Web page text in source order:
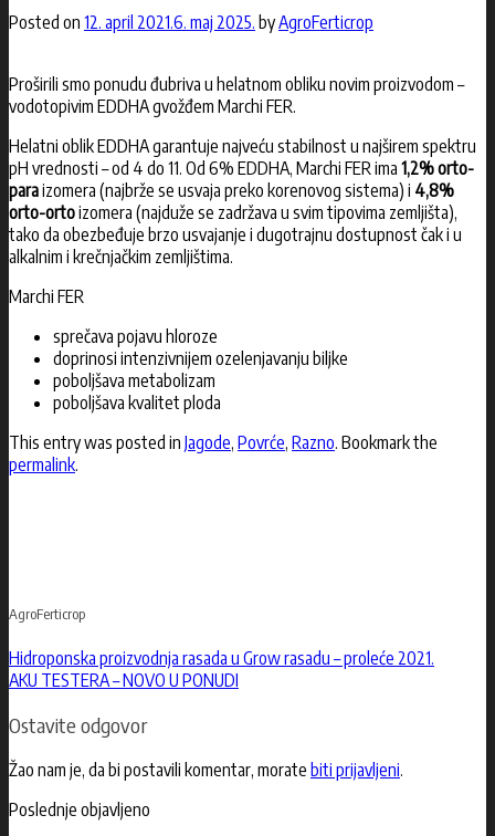
Posted on 12. april 2021.6. maj 2025. byAgroFerticrop
Proširili smo ponudu đubriva u helatnom obliku novim proizvodom –
vodotopivim EDDHA gvožđem Marchi FER.
Helatni oblik EDDHA garantuje najveću stabilnost u najširem spektru
pH vrednosti – od 4 do 11. Od 6% EDDHA, Marchi FER ima 1,2% orto-
paraizomera (najbrže se usvaja preko korenovog sistema) i 4,8%
orto-ortoizomera (najduže se zadržava u svim tipovima zemljišta),
tako da obezbeđuje brzo usvajanje i dugotrajnu dostupnost čak i u
alkalnim i krečnjačkim zemljištima.
Marchi FER
sprečava pojavu hloroze
doprinosi intenzivnijem ozelenjavanju biljke
poboljšava metabolizam
poboljšava kvalitet ploda
This entry was posted in Jagode, Povrće, Razno. Bookmark the
permalink.
AgroFerticrop
Hidroponska proizvodnja rasada u Grow rasadu – proleće 2021.
AKU TESTERA – NOVO U PONUDI
Ostavite odgovor
Žao nam je, da bi postavili komentar, morate biti prijavljeni.
Poslednje objavljeno